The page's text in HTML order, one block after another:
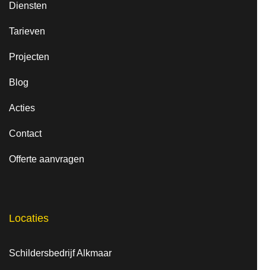
Diensten
Tarieven
Projecten
Blog
Acties
Contact
Offerte aanvragen
Locaties
Schildersbedrijf Alkmaar